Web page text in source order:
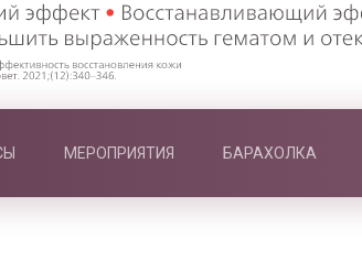
МЕРОПРИЯТИЯ БАРАХОЛКА